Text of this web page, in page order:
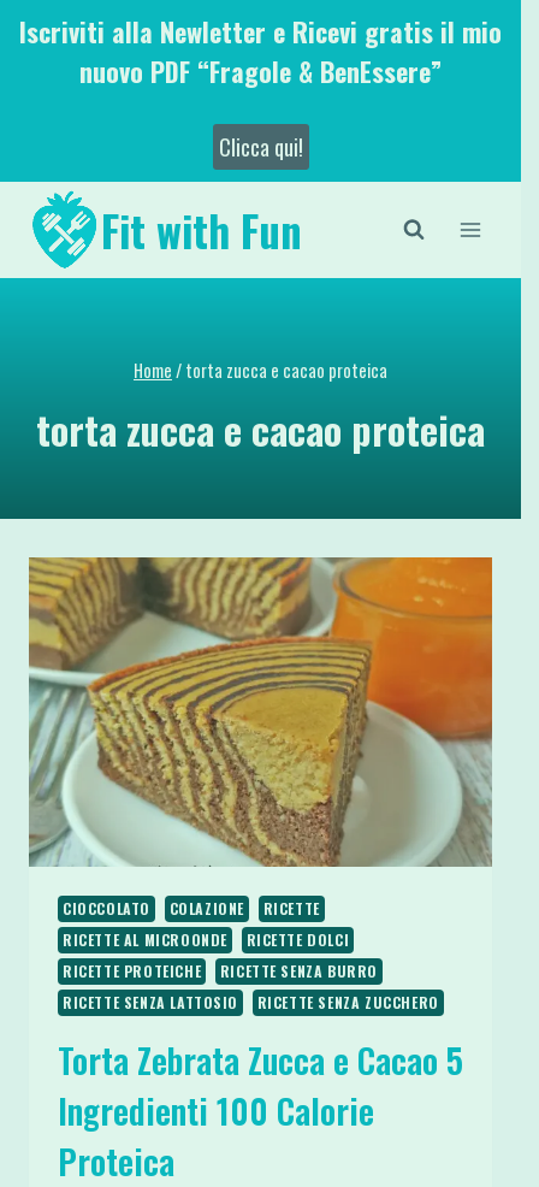
SaltaIscriviti alla Newletter e Ricevi gratis il mio
nuovo PDF “Fragole & BenEssere”
Clicca qui!
Fit with Fun
Home/torta zucca e cacao proteica
torta zucca e cacao proteica
CIOCCOLATO COLAZIONE
RICETTE
RICETTE AL MICROONDE
RICETTE DOLCI
RICETTE PROTEICHE
RICETTE SENZA BURRO
RICETTE SENZA LATTOSIO
RICETTE SENZA ZUCCHERO
Torta Zebrata Zucca e Cacao 5
Ingredienti 100 Calorie
Proteica